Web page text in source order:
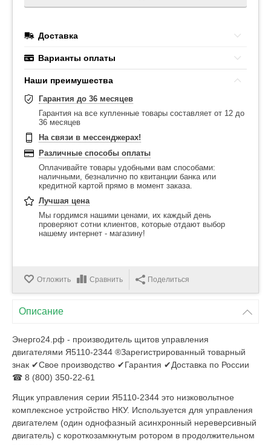
Доставка
Варианты оплаты
Наши преимушества
Гарантия до 36 месяцев
Гарантия на все купленные товары составляет от 12 до
36 месяцев
На связи в мессенджерах!
Различные способы оплаты
Оплачивайте товары удобными вам способами:
наличными, безналично по квитанции банка или
кредитной картой прямо в момент заказа.
Лучшая цена
Мы гордимся нашими ценами, их каждый день
проверяют сотни клиентов, которые отдают выбор
нашему интернет - магазину!
Отложить Сравнить Поделиться
Описание
Энерго24.рф - производитель щитов управления
двигателями Я5110-2344 ®Зарегистрированный товарный
знак ✔Свое производство ✔Гарантия ✔Доставка по России
☎ 8 (800) 350-22-61
Ящик управления серии Я5110-2344 это низковольтное
комплексное устройство НКУ. Используется для управления
двигателем (один однофазный асинхронный нереверсивный
двигатель) с короткозамкнутым ротором в продолжительном